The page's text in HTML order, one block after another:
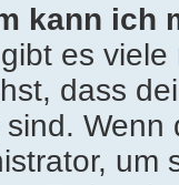
kann ich
es
dass
sind. Wenn
um